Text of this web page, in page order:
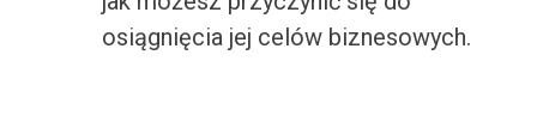
osiągnięcia jej celów biznesowych.